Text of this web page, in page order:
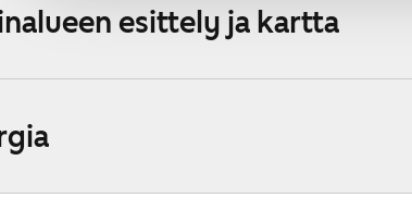
esittely ja kartta